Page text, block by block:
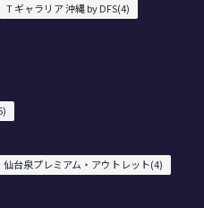
T ギャラリア 沖縄 by DFS(4)
仙台泉プレミアム・アウトレット(4)